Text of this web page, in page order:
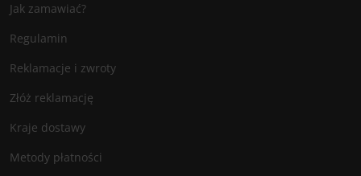
Jak zamawiać?
Regulamin
Reklamacje i zwroty
Złóż reklamację
Kraje dostawy
Metody płatności